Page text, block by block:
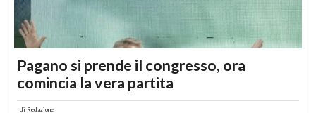
Pagano si prende il congresso, ora
comincia la vera partita
di Redazione